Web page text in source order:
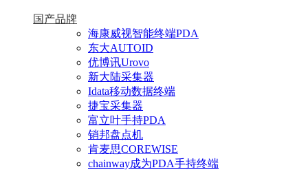
国产品牌
海康威视智能终端PDA
东大AUTOID
优博讯Urovo
新大陆采集器
Idata移动数据终端
捷宝采集器
富立叶手持PDA
销邦盘点机
肯麦思COREWISE
chainway成为PDA手持终端